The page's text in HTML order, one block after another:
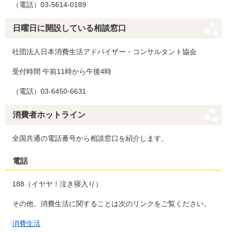
（電話）03-5614-0189
日曜日に開設している相談窓口
社団法人日本消費生活アドバイザー・コンサルタント協会
受付時間 午前11時から午後4時
（電話）03-6450-6631
消費者ホットライン
全国共通の電話番号から相談窓口を紹介します。
電話
188（イヤヤ！泣き寝入り）
その他、消費生活に関することは次のリンクをご覧ください。
消費生活